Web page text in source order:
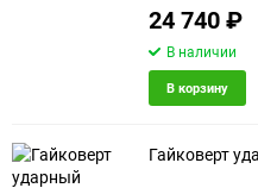
24 740₽
В наличии
В корзину
Гайковерт